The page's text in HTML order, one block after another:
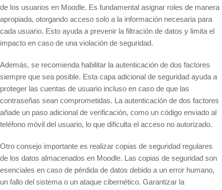
de los usuarios en Moodle. Es fundamental asignar roles de manera
apropiada, otorgando acceso solo a la información necesaria para
cada usuario. Esto ayuda a prevenir la filtración de datos y limita el
impacto en caso de una violación de seguridad.
Además, se recomienda habilitar la autenticación de dos factores
siempre que sea posible. Esta capa adicional de seguridad ayuda a
proteger las cuentas de usuario incluso en caso de que las
contraseñas sean comprometidas. La autenticación de dos factores
añade un paso adicional de verificación, como un código enviado al
teléfono móvil del usuario, lo que dificulta el acceso no autorizado.
Otro consejo importante es realizar copias de seguridad regulares
de los datos almacenados en Moodle. Las copias de seguridad son
esenciales en caso de pérdida de datos debido a un error humano,
un fallo del sistema o un ataque cibernético. Garantizar la